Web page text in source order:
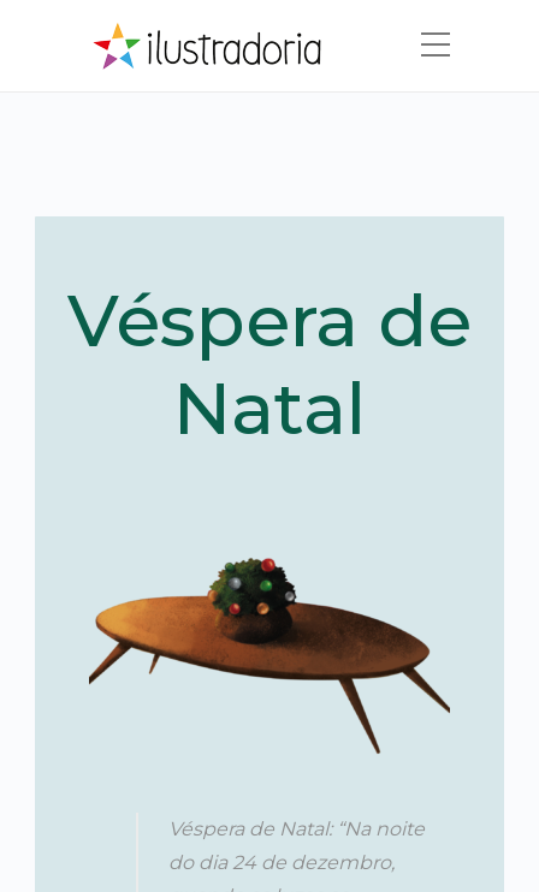
Véspera de
Natal
Véspera de Natal: “Na noite
do dia 24 de dezembro,